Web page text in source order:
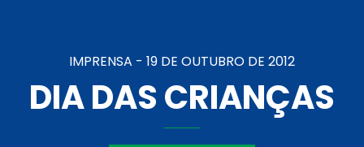
IMPRENSA - 19 DE OUTUBRO DE 2012
DIA DAS CRIANÇAS